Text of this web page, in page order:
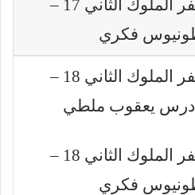
تفسير سفر الملوك الثاني 17 –
فكري
تفسير سفر الملوك الثاني 18 –
يعقوب ملطي
تفسير سفر الملوك الثاني 18 –
فكري